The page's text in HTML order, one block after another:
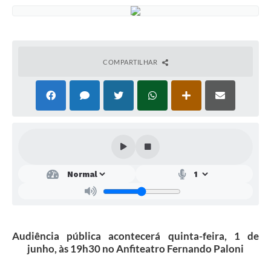
PROCON
SOLICITAÇÕES PRESENCIAIS (SIC-FÍSICO)
Ouvidoria
COMPARTILHAR
Audiência pública acontecerá quinta-feira, 1 de
junho, às 19h30 no Anfiteatro Fernando Paloni